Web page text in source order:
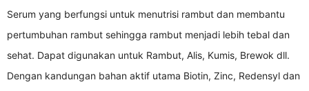
Serum yang berfungsi untuk menutrisi rambut dan membantu
pertumbuhan rambut sehingga rambut menjadi lebih tebal dan
sehat. Dapat digunakan untuk Rambut, Alis, Kumis, Brewok dll.
Dengan kandungan bahan aktif utama Biotin, Zinc, Redensyl dan